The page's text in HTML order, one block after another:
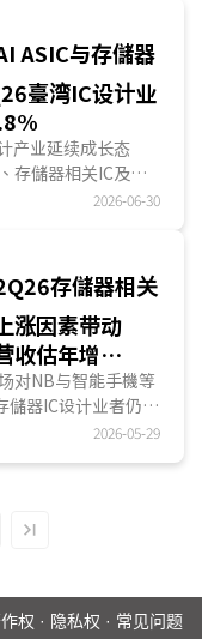
ASIC与存儲器
臺湾IC设计业
产业延续成长态
存儲器相关IC及显
中于少数巨头，前十
劲，以及显示驱动IC
收可望突破120亿美
2026-06-30
存儲器相关
涨因素带动
收估年增
对NB与智能手機等
儲器IC设计业者仍受
价格大幅上涨，以
毛利率皆维持高度
区间，反映市场需
2026-05-29
权 · 隐私权 · 常见问题